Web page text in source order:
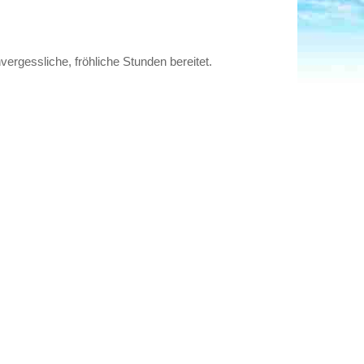
fröhliche Stunden bereitet.